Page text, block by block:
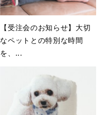
【受注会のお知らせ】大切
なペットとの特別な時間
を、...